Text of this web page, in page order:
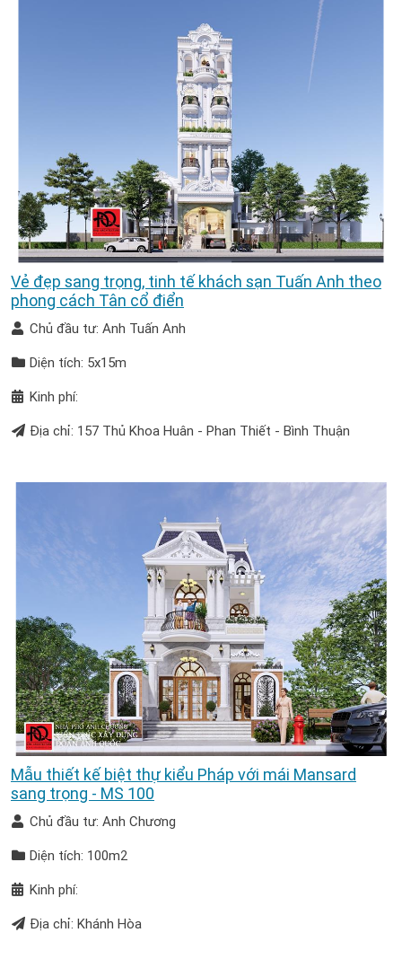
Vẻ đẹp sang trọng, tinh tế khách sạn Tuấn Anh theo
phong cách Tân cổ điển
Chủ đầu tư: Anh Tuấn Anh
Diện tích: 5x15m
Kinh phí:
Địa chỉ: 157 Thủ Khoa Huân - Phan Thiết - Bình Thuận
Mẫu thiết kế biệt thự kiểu Pháp với mái Mansard
sang trọng - MS 100
Chủ đầu tư: Anh Chương
Diện tích: 100m2
Kinh phí:
Địa chỉ: Khánh Hòa